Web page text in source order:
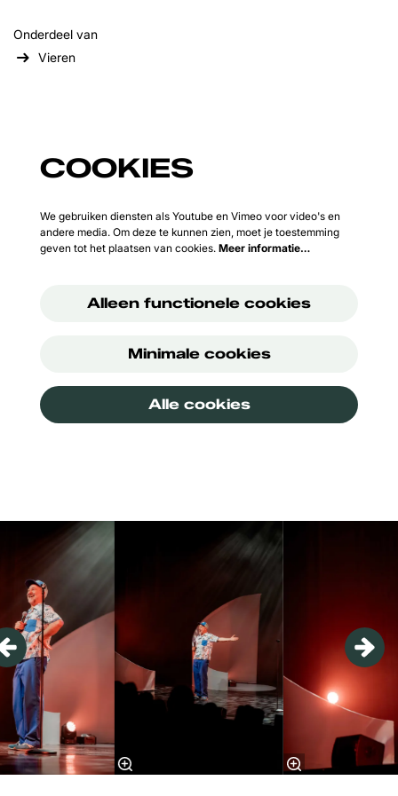
Onderdeel van
Vieren
COOKIES
We gebruiken diensten als Youtube en Vimeo voor video's en
andere media. Om deze te kunnen zien, moet je toestemming
geven tot het plaatsen van cookies. Meer informatie…
Alleen functionele cookies
Minimale cookies
Alle cookies